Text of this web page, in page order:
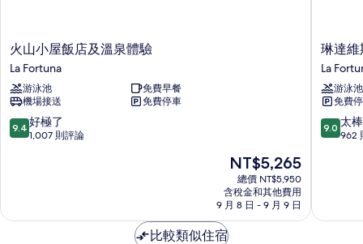
火
山
小
屋
飯
店
及
Fortuna
火山小屋飯店及溫泉體驗
La Fortuna
游泳池
免費早餐
機場接送
免費停車
9.4
分，
極
9.4 好極了
1,007 則評論
現
在
價
格
為
NT$5,265
總價 NT$5,950
含稅金和其他費用
9 月 8 日 - 9 月 9 日
琳
達
維
斯
塔
飯
店
琳達維
La
游泳池
免費
9.0
分，
棒
9.0 太
962
比較類似住宿